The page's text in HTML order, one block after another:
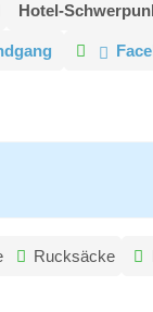
Hotel-
Rucksäcke